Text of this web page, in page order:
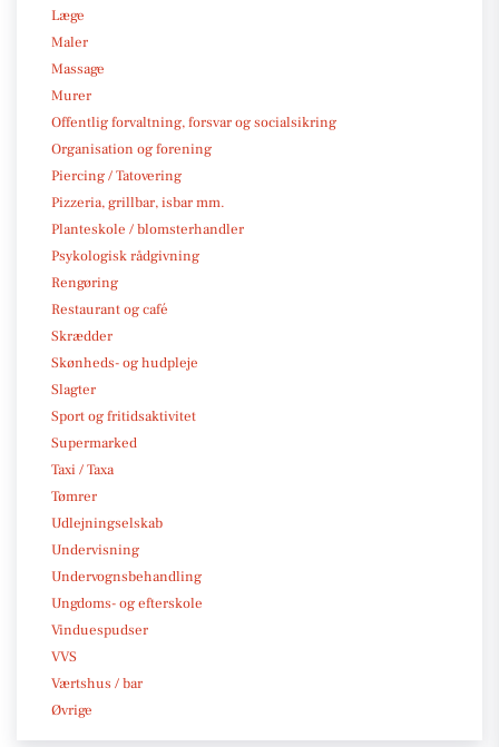
Læge
Maler
Massage
Murer
Offentlig forvaltning, forsvar og socialsikring
Organisation og forening
Piercing / Tatovering
Pizzeria, grillbar, isbar mm.
Planteskole / blomsterhandler
Psykologisk rådgivning
Rengøring
Restaurant og café
Skrædder
Skønheds- og hudpleje
Slagter
Sport og fritidsaktivitet
Supermarked
Taxi / Taxa
Tømrer
Udlejningselskab
Undervisning
Undervognsbehandling
Ungdoms- og efterskole
Vinduespudser
VVS
Værtshus / bar
Øvrige